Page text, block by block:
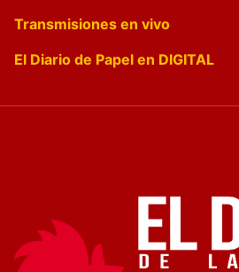
Transmisiones en vivo
El Diario de Papel en DIGITAL